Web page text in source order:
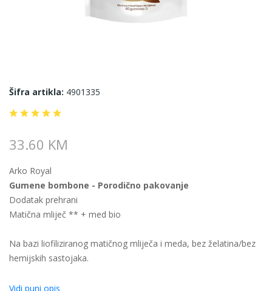
Šifra artikla: 4901335
33.60 KM
Arko Royal
Gumene bombone - Porodično pakovanje
Dodatak prehrani
Matična mliječ ** + med bio
Na bazi liofiliziranog matičnog mliječa i meda, bez želatina/bez
hemijskih sastojaka.
Preporuke za korištenje: od 3 godine.
Vidi puni opis